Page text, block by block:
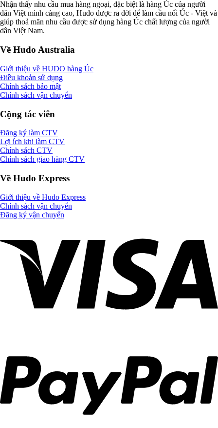
Nhận thấy nhu cầu mua hàng ngoại, đặc biệt là hàng Úc của người
dân Việt mình càng cao, Hudo được ra đời để làm cầu nối Úc - Việt và
giúp thoả mãn nhu cầu được sử dụng hàng Úc chất lượng của người
dân Việt Nam.
Về Hudo Australia
Giới thiệu về HUDO hàng Úc
Điều khoản sử dụng
Chính sách bảo mật
Chính sách vận chuyển
Cộng tác viên
Đăng ký làm CTV
Lợi ích khi làm CTV
Chính sách CTV
Chính sách giao hàng CTV
Về Hudo Express
Giới thiệu về Hudo Express
Chính sách vận chuyển
Đăng ký vận chuyển